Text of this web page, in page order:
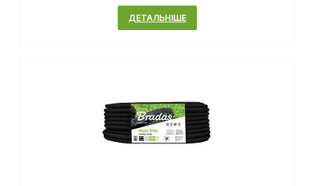
ДЕТАЛЬНІШЕ